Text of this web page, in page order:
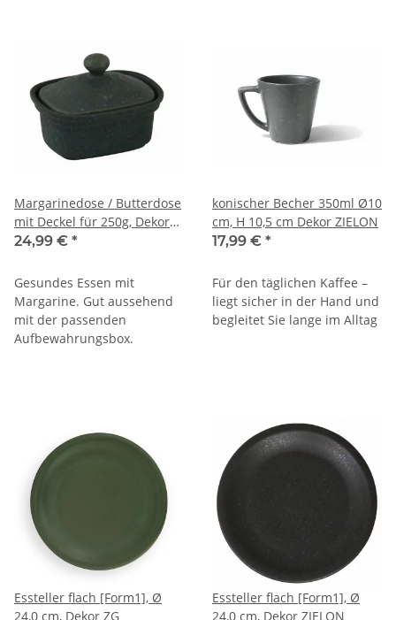
Margarinedose / Butterdose
mit Deckel für 250g, Dekor
ZIELON
24,99 € *
Gesundes Essen mit
Margarine. Gut aussehend
mit der passenden
Aufbewahrungsbox.
konischer Becher 350ml Ø10
cm, H 10,5 cm Dekor ZIELON
17,99 € *
Für den täglichen Kaffee –
liegt sicher in der Hand und
begleitet Sie lange im Alltag
Essteller flach [Form1], Ø
24,0 cm, Dekor ZG
Essteller flach [Form1], Ø
24,0 cm, Dekor ZIELON